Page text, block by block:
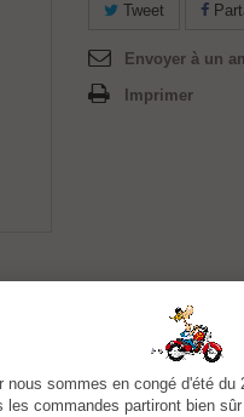
Tweet
Envoyer à un
Imprimer
nous sommes en congé d'été
les commandes partiront bien